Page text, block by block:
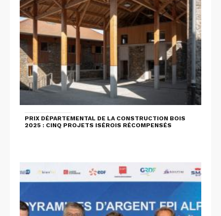
PRIX DÉPARTEMENTAL DE LA CONSTRUCTION BOIS
2025 : CINQ PROJETS ISÉROIS RÉCOMPENSÉS